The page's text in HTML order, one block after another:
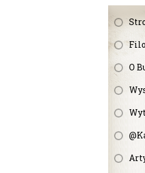
O